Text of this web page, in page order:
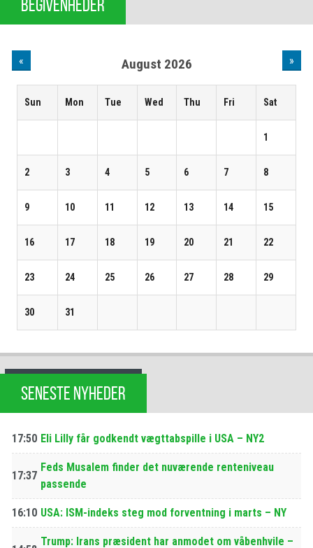
BEGIVENHEDER
« August 2026 »
Sun Mon Tue Wed Thu Fri Sat
1
2 3 4 5 6 7 8
9 10 11 12 13 14 15
16 17 18 19 20 21 22
23 24 25 26 27 28 29
30 31
SENESTE NYHEDER
17:50 Eli Lilly får godkendt vægttabspille i USA – NY2
17:37
Feds Musalem finder det nuværende renteniveau
passende
16:10 USA: ISM-indeks steg mod forventning i marts – NY
Trump: Irans præsident har anmodet om våbenhvile –